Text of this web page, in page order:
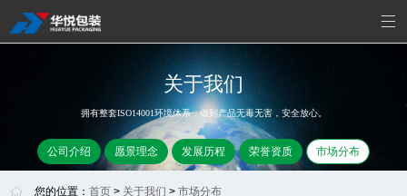

关于我们
拥有整套ISO14001环境体系，做到产品无毒无害，安全放心。
公司介绍 愿景理念 发展历程 荣誉资质 市场分布
您的位置： 首页 > 关于我们 > 市场分布